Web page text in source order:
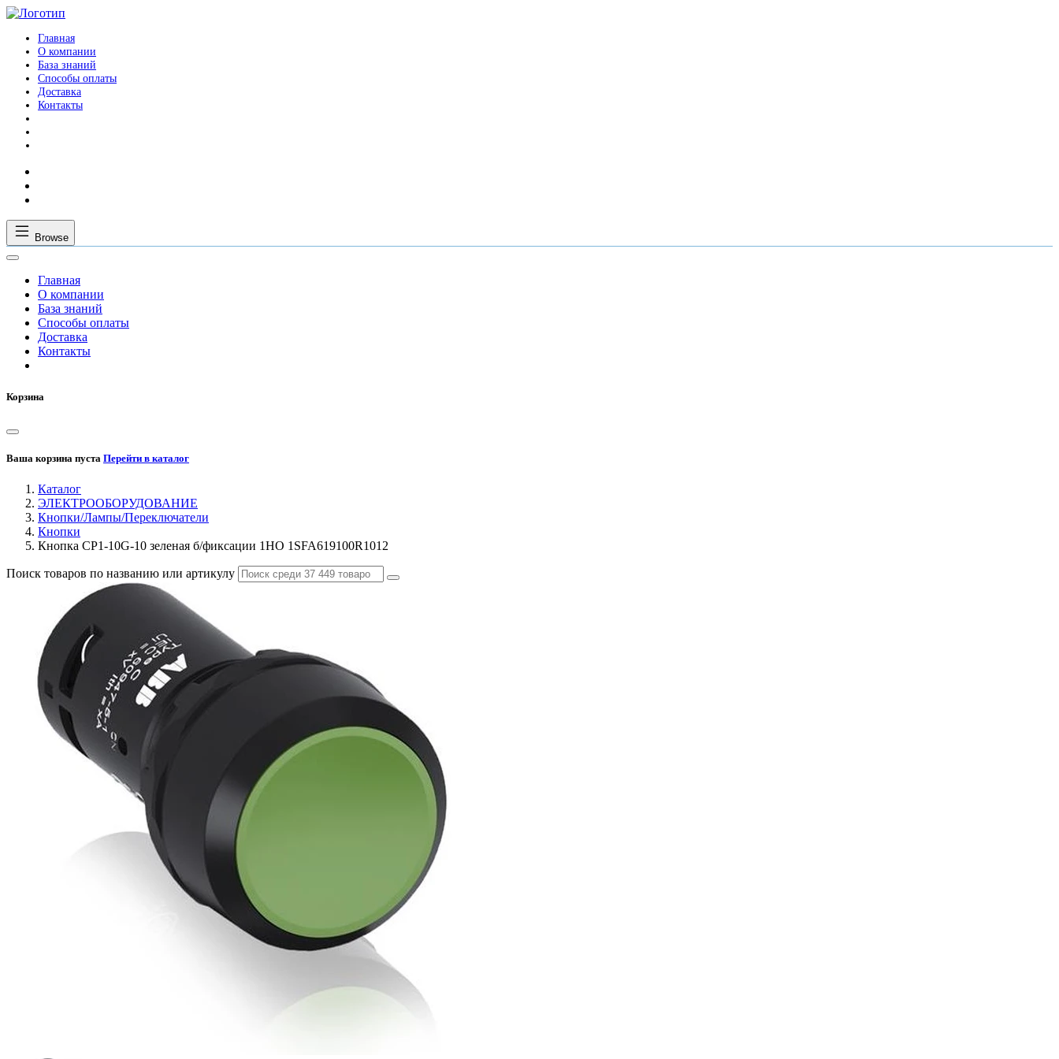
Главная
О компании
База знаний
Способы оплаты
Доставка
Контакты
Browse
Главная
О компании
База знаний
Способы оплаты
Доставка
Контакты
Корзина
Ваша корзина пуста Перейти в каталог
Каталог
ЭЛЕКТРООБОРУДОВАНИЕ
Кнопки/Лампы/Переключатели
Кнопки
Кнопка CP1-10G-10 зеленая б/фиксации 1HO 1SFA619100R1012
Поиск товаров по названию или артикулу